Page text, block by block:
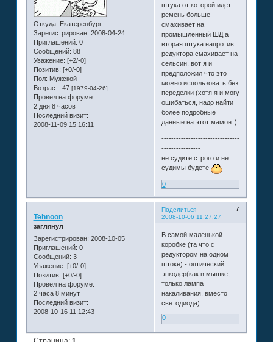
Откуда: Екатеренбург
Зарегистрирован: 2008-04-24
Приглашений: 0
Сообщений: 88
Уважение: [+2/-0]
Позитив: [+0/-0]
Пол: Мужской
Возраст: 47 [1979-04-26]
Провел на форуме:
2 дня 8 часов
Последний визит:
2008-11-09 15:16:11
штука от которой идет
ремень больше
смахивает на
промышленный ШД а
вторая штука напротив
редуктора смахивает на
сельсин, вот я и
предположил что это
можно использовать без
переделки (хотя я и могу
ошибаться, надо найти
более подробные
данные на этот мамонт)
--------------------------------
----------------
не судите строго и не
судимы будете
0
Поделиться
7
2008-10-06 11:27:27
Tehnoon
заглянул
Зарегистрирован: 2008-10-05
Приглашений: 0
Сообщений: 3
Уважение: [+0/-0]
Позитив: [+0/-0]
Провел на форуме:
2 часа 8 минут
Последний визит:
2008-10-16 11:12:43
В самой маленькой
коробке (та что с
редуктором на одном
штоке) - оптический
энкодер(как в мышке,
только лампа
накаливания, вместо
светодиода)
0